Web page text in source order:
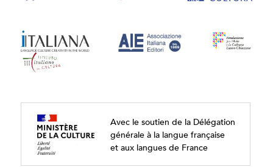
Avec le soutien de la Délégation
générale à la langue française
et aux langues de France